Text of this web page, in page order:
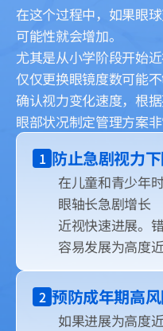
在这个过程中，如果眼
可能性就会增加。
尤其是从小学阶段开始
仅仅更换眼镜度数可能不
确认视力变化速度，根
眼部状况制定管理方案非
1 防止急剧视力
在儿童和青少年
眼轴长急剧增长
近视快速进展。
容易发展为高度近
2 预防成年期高
如果进展为高度